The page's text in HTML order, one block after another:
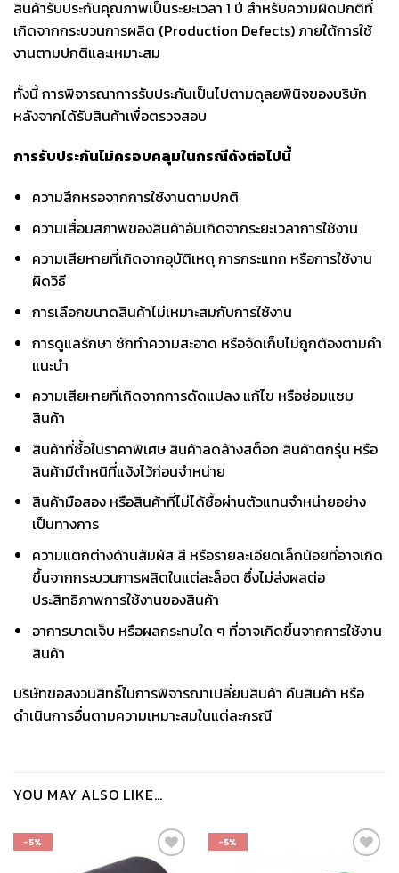
สินค้ารับประกันคุณภาพเป็นระยะเวลา 1 ปี สำหรับความผิดปกติที่
เกิดจากกระบวนการผลิต (Production Defects) ภายใต้การใช้
งานตามปกติและเหมาะสม
ทั้งนี้ การพิจารณาการรับประกันเป็นไปตามดุลยพินิจของบริษัท
หลังจากได้รับสินค้าเพื่อตรวจสอบ
การรับประกันไม่ครอบคลุมในกรณีดังต่อไปนี้
ความสึกหรอจากการใช้งานตามปกติ
ความเสื่อมสภาพของสินค้าอันเกิดจากระยะเวลาการใช้งาน
ความเสียหายที่เกิดจากอุบัติเหตุ การกระแทก หรือการใช้งาน
ผิดวิธี
การเลือกขนาดสินค้าไม่เหมาะสมกับการใช้งาน
การดูแลรักษา ซักทำความสะอาด หรือจัดเก็บไม่ถูกต้องตามคำ
แนะนำ
ความเสียหายที่เกิดจากการดัดแปลง แก้ไข หรือซ่อมแซม
สินค้า
สินค้าที่ซื้อในราคาพิเศษ สินค้าลดล้างสต็อก สินค้าตกรุ่น หรือ
สินค้ามีตำหนิที่แจ้งไว้ก่อนจำหน่าย
สินค้ามือสอง หรือสินค้าที่ไม่ได้ซื้อผ่านตัวแทนจำหน่ายอย่าง
เป็นทางการ
ความแตกต่างด้านสัมผัส สี หรือรายละเอียดเล็กน้อยที่อาจเกิด
ขึ้นจากกระบวนการผลิตในแต่ละล็อต ซึ่งไม่ส่งผลต่อ
ประสิทธิภาพการใช้งานของสินค้า
อาการบาดเจ็บ หรือผลกระทบใด ๆ ที่อาจเกิดขึ้นจากการใช้งาน
สินค้า
บริษัทขอสงวนสิทธิ์ในการพิจารณาเปลี่ยนสินค้า คืนสินค้า หรือ
ดำเนินการอื่นตามความเหมาะสมในแต่ละกรณี
YOU MAY ALSO LIKE…
-5% -5%